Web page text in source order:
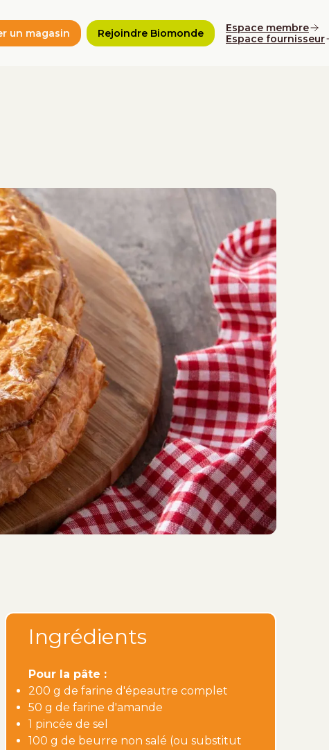
un magasin Rejoindre Biomonde
Espace membre
Espace fournisseur
Ingrédients
Pour la pâte :
200 g de farine d'épeautre complet
50 g de farine d'amande
1 pincée de sel
100 g de beurre non salé (ou substitut